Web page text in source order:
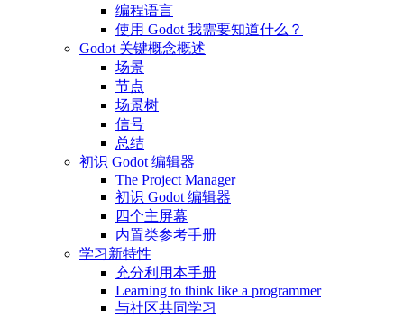
编程语言
使用 Godot 我需要知道什么？
Godot 关键概念概述
场景
节点
场景树
信号
总结
初识 Godot 编辑器
The Project Manager
初识 Godot 编辑器
四个主屏幕
内置类参考手册
学习新特性
充分利用本手册
Learning to think like a programmer
与社区共同学习